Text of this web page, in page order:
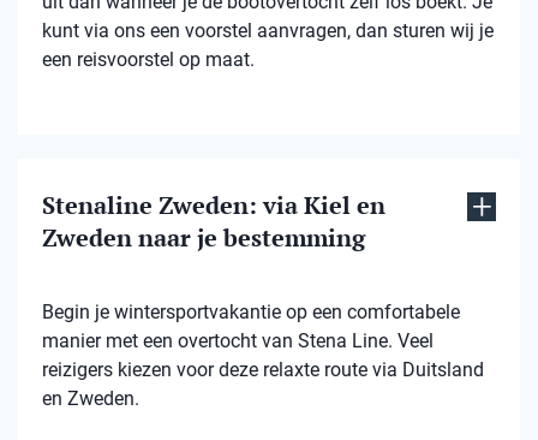
kunt via ons een voorstel aanvragen, dan sturen wij je
een reisvoorstel op maat.
Stenaline Zweden: via Kiel en
Zweden naar je bestemming
Begin je wintersportvakantie op een comfortabele
manier met een overtocht van Stena Line. Veel
reizigers kiezen voor deze relaxte route via Duitsland
en Zweden.